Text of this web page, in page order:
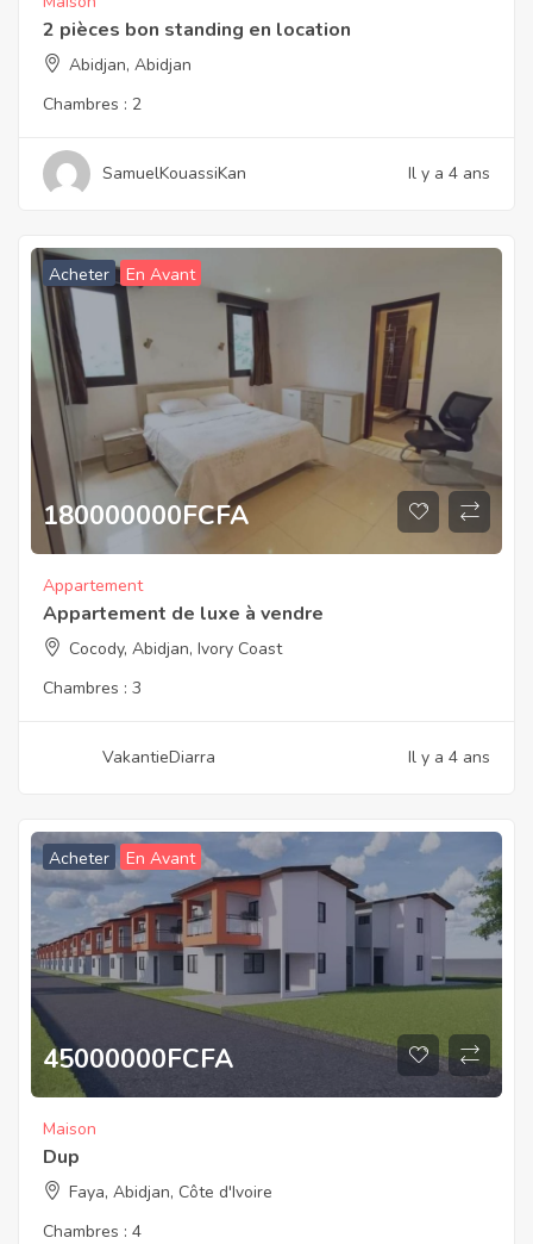
2 pièces bon standing en location
Abidjan, Abidjan
Chambres : 2
SamuelKouassiKan Il y a 4 ans
Acheter En Avant
180000000FCFA
Appartement
Appartement de luxe à vendre
Cocody, Abidjan, Ivory Coast
Chambres : 3
VakantieDiarra Il y a 4 ans
Acheter En Avant
45000000FCFA
Maison
Dup
Faya, Abidjan, Côte d'Ivoire
Chambres : 4